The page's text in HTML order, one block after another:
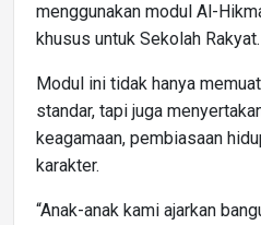
menggunakan modul Al-
khusus untuk Sekolah Rakyat.
Modul ini tidak hanya
standar, tapi juga
keagamaan, pembiasaan
karakter.
“Anak-anak kami ajarkan